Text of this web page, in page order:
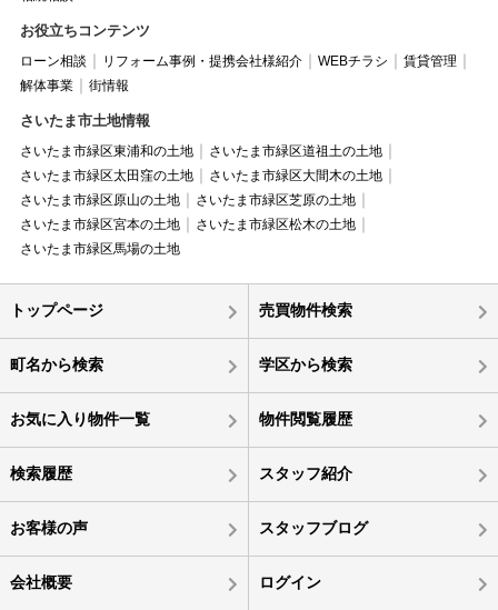
お役立ちコンテンツ
ローン相談 リフォーム事例・提携会社様紹介 WEBチラシ
賃貸管理
解体事業
街情報
さいたま市土地情報
さいたま市緑区東浦和の土地
さいたま市緑区道祖土の土地
さいたま市緑区太田窪の土地
さいたま市緑区大間木の土地
さいたま市緑区原山の土地
さいたま市緑区芝原の土地
さいたま市緑区宮本の土地
さいたま市緑区松木の土地
さいたま市緑区馬場の土地
トップページ 売買物件検索
町名から検索 学区から検索
お気に入り物件一覧 物件閲覧履歴
検索履歴 スタッフ紹介
お客様の声 スタッフブログ
会社概要 ログイン